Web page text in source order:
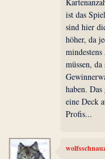
ist das
sind hier
höher, da
müssen,
haben.
eine Deck
Profis...